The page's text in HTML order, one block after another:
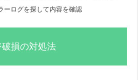
ーログを探して内容を確認
損の対処法